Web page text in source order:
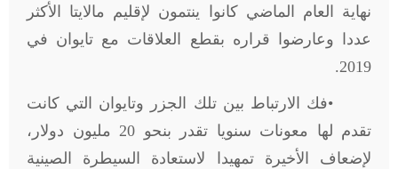
نهاية العام الماضي كانوا ينتمون لإقليم مالايتا الأكثر
عددا وعارضوا قراره بقطع العلاقات مع تايوان في
2019
.
•فك الارتباط بين تلك الجزر وتايوان التي كانت
تقدم لها معونات سنويا تقدر بنحو 20 مليون دولار،
لإضعاف الأخيرة تمهيدا لاستعادة السيطرة الصينية